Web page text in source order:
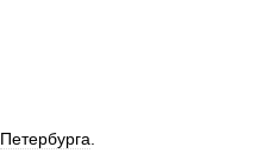
Петербурга